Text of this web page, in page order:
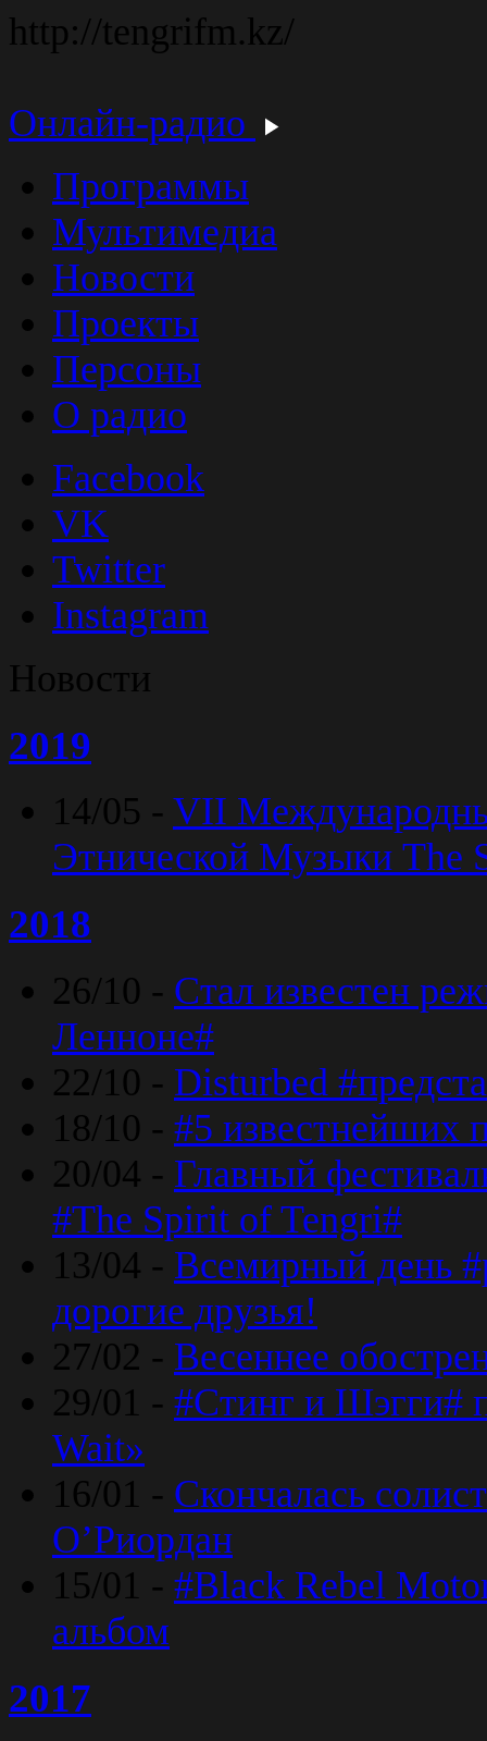
http://tengrifm.kz/
Онлайн-радио
Программы
Мультимедиа
Новости
Проекты
Персоны
О радио
Facebook
VK
Twitter
Instagram
Новости
2019
14/05 - VII
Этнической Музыки The
2018
26/10 - Стал известен
Ленноне#
22/10 - Disturbed
18/10 - #5 известнейших
20/04 - Главный
#The Spirit of Tengri#
13/04 - Всемирный день
дорогие друзья!
27/02 - Весеннее
29/01 - #Стинг и Шэгги#
Wait»
16/01 - Скончалась
O’Риордан
15/01 - #Black Rebel
альбом
2017